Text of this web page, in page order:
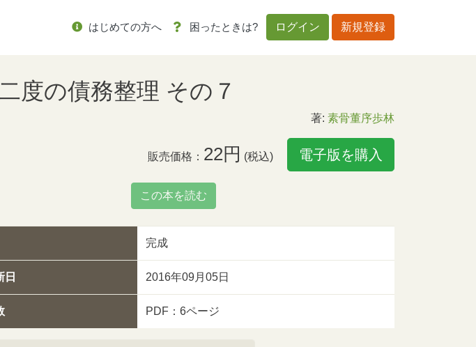
はじめての方へ 困ったときは? ログイン 新規登録
度の債務整理 その７
著: 素骨董序歩林
販売価格： 22円 (税込) 電子版を購入
この本を読む
完成
日 2016年09月05日
PDF：6ページ